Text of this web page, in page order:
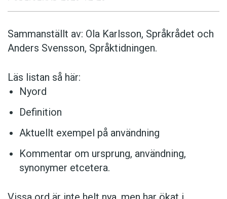
Sammanställt av: Ola Karlsson, Språkrådet och
Anders Svensson, Språktidningen.
Läs listan så här:
Nyord
Definition
Aktuellt exempel på användning
Kommentar om ursprung, användning,
synonymer etcetera.